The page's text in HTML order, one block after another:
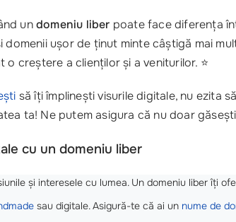
undomeniu liber poate face diferența
ușor de ținut minte câștigă mai
creștere a clienților și a veniturilor. ⭐
să îți împlinești visurile digitale, nu ezita
ta! Ne putem asigura că nu doar
cu un domeniu liber
și interesele cu lumea. Un domeniu liber îți
sau digitale. Asigură-te că ai un nume de